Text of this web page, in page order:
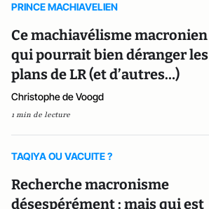
PRINCE MACHIAVELIEN
Ce machiavélisme macronien
qui pourrait bien déranger les
plans de LR (et d’autres…)
Christophe de Voogd
1 min de lecture
TAQIYA OU VACUITE ?
Recherche macronisme
désespérément : mais qui est